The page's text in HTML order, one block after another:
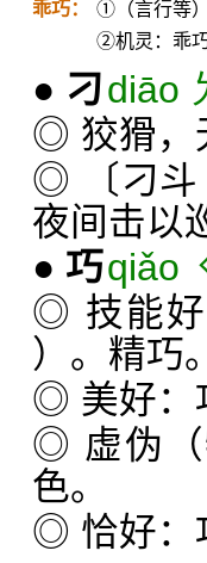
乖巧：
①（言行等
②机灵：乖
● 刁diāo
◎ 狡猾，
◎ 〔刁斗
夜间击以
● 巧qiǎo
◎ 技能好
）。精巧
◎ 美好：
◎ 虚伪（
色。
◎ 恰好：